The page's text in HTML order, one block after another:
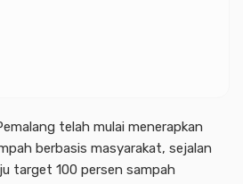
telah mulai menerapkan
berbasis masyarakat, sejalan
target 100 persen sampah